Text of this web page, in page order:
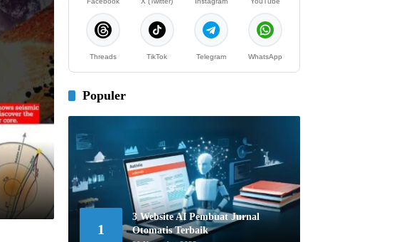
Threads TikTok Telegram WhatsApp
Populer
1
3 Website AI Pembuat Jurnal
Otomatis Terbaik